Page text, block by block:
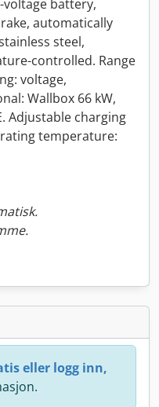
voltage battery,
automatically
steel,
controlled. Range
voltage,
Wallbox 66 kW,
Adjustable charging
temperature:
eller logg inn,